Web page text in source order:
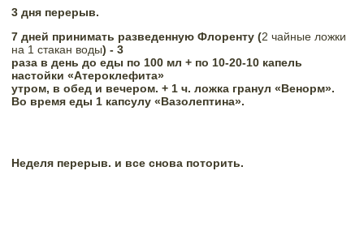
3 дня перерыв.
7 дней принимать разведенную Флоренту (2 чайные ложки
на 1 стакан воды) - 3
раза в день до еды по 100 мл + по 10-20-10 капель
настойки «Атероклефита»
утром, в обед и вечером. + 1 ч. ложка гранул «Венорм».
Во время еды 1 капсулу «Вазолептина».
Неделя перерыв. и все снова поторить.